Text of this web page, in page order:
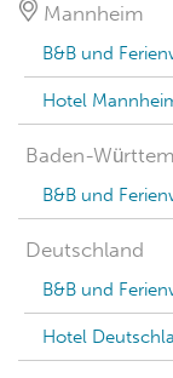
Mannheim
B&B und
Hotel
Baden-
B&B und
Deutschland
B&B und
Hotel